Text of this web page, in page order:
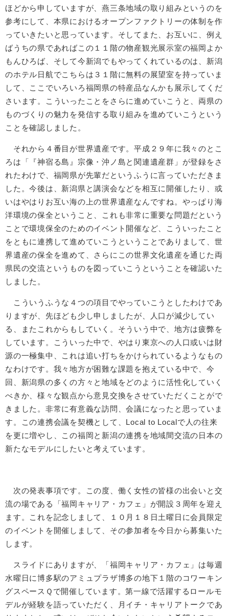
ほどから申していますが、燕三条地域の取り組みというのを
参考にして、本県におけるオープンファクトリーの体制を作
っていきたいと思っています。そしてまた、お互いに、例え
ばうちの県であればこの１１階の物産観光展示室の福岡よか
もんひろば、そして今新潟でもやってくれているのは、新潟
のホテル日航でこちらは３１階に無料の展望室を持っていま
して、ここでいろいろ福岡県の特産品なんかも展示してくだ
さいます。こういったことをさらに進めていこうと、両県の
ものづくりの魅力を発信する取り組みを進めていこうという
ことを確認しました。
それから４番目が世界遺産です。平成２９年に我々のとこ
ろは「『神宿る島』宗像・沖ノ島と関連遺産群」が登録をさ
れたわけで、福岡県が先輩だというふうに言っていただきま
した。今後は、新潟県と講演会などを相互に開催したり、或
いはやはりお互い海の上の世界遺産なんですね。やっぱり海
洋環境の保全ということ、これも非常に重要な問題だという
ことで環境保全のためのイベント開催など、こういったこと
をともに連携して進めていこうということでありまして、世
界遺産の保全を進めて、さらにこの世界文化遺産を通じた両
県民の交流というものを図っていこうということを確認いた
しました。
こういうふうな４つの項目でやっていこうとしたわけであ
りますが、先ほども少し申しましたが、人口が減少してい
る、またこれからもしていく。そういう中で、地方は疲弊を
しています。こういった中で、やはり東京への人口或いは財
源の一極集中、これは追い打ちをかけられているようなもの
なわけです。我々地方が困難な課題を抱えている中で、今
回、新潟県の多くの方々と地域をどのように活性化していく
べきか、様々な観点から意見交換をさせていただくことがで
きました。非常に有意義な訪問、会議になったと思っていま
す。この連携会議を契機として、Local to Localで人の往来
を更に増やし、この福岡と新潟の連携を地域間交流の日本の
新たなモデルにしたいと考えています。
次の発表事項です。この度、働く女性の皆様の出会いと交
流の場である「福岡キャリア・カフェ」が開設３周年を迎え
ます。これを記念しまして、１０月１８日土曜日に会員限定
のイベントを開催しまして、その参加者を今日から募集いた
します。
スライドにありますが、「福岡キャリア・カフェ」は毎週
水曜日に博多駅のアミュプラザ博多の地下１階のコワーキン
グスペースＱで開催しています。第一線で活躍するロールモ
デルが経験を語っていただく、月イチ・キャリアトークであ